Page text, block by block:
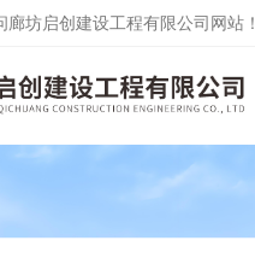
廊坊启创建设工程有限公司网站！